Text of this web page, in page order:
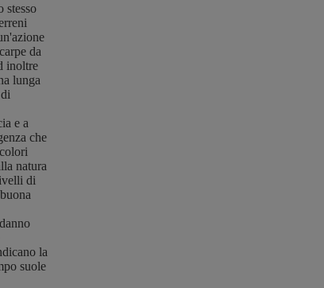
stesso
da
inoltre
lunga
e a
che
natura
di
la
suole